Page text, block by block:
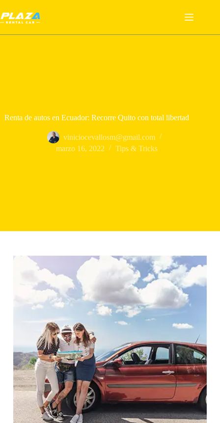
al
contenido
Renta de autos en Ecuador: Recorre Quito con total libertad
viniciocevallosm@gmail.com
marzo 16, 2022
Tips & Tricks